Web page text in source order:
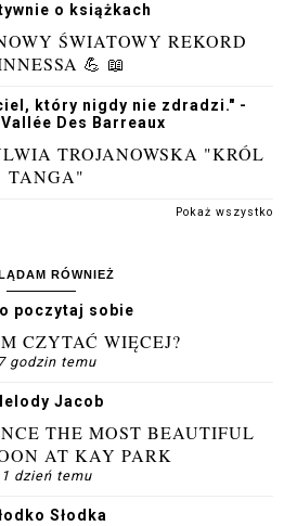
o książkach
ŚWIATOWY REKORD
💪 📖
który nigdy nie zdradzi." -
Des Barreaux
TROJANOWSKA "KRÓL
TANGA"
Pokaż wszystko
RÓWNIEŻ
poczytaj sobie
CZYTAĆ WIĘCEJ?
godzin temu
Jacob
THE MOST BEAUTIFUL
AT KAY PARK
1 dzień temu
Słodka